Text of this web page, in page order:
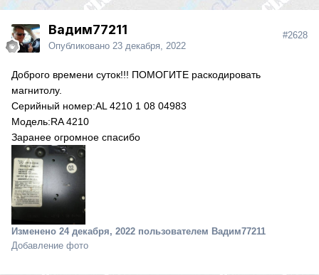
Вадим77211
Опубликовано 23 декабря, 2022
#2628
Доброго времени суток!!! ПОМОГИТЕ раскодировать
магнитолу.
Серийный номер:AL 4210 1 08 04983
Модель:RA 4210
Заранее огромное спасибо
Изменено 24 декабря, 2022 пользователем Вадим77211
Добавление фото